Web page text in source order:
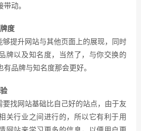
动。
度
提升网站与其他页面上的展现，同时
牌以及知名度，当然了，与你交换的
有品牌与知名度那会更好。
找网站基础比自己好的站点，由于友
关行业之间进行的，所以它有利于用